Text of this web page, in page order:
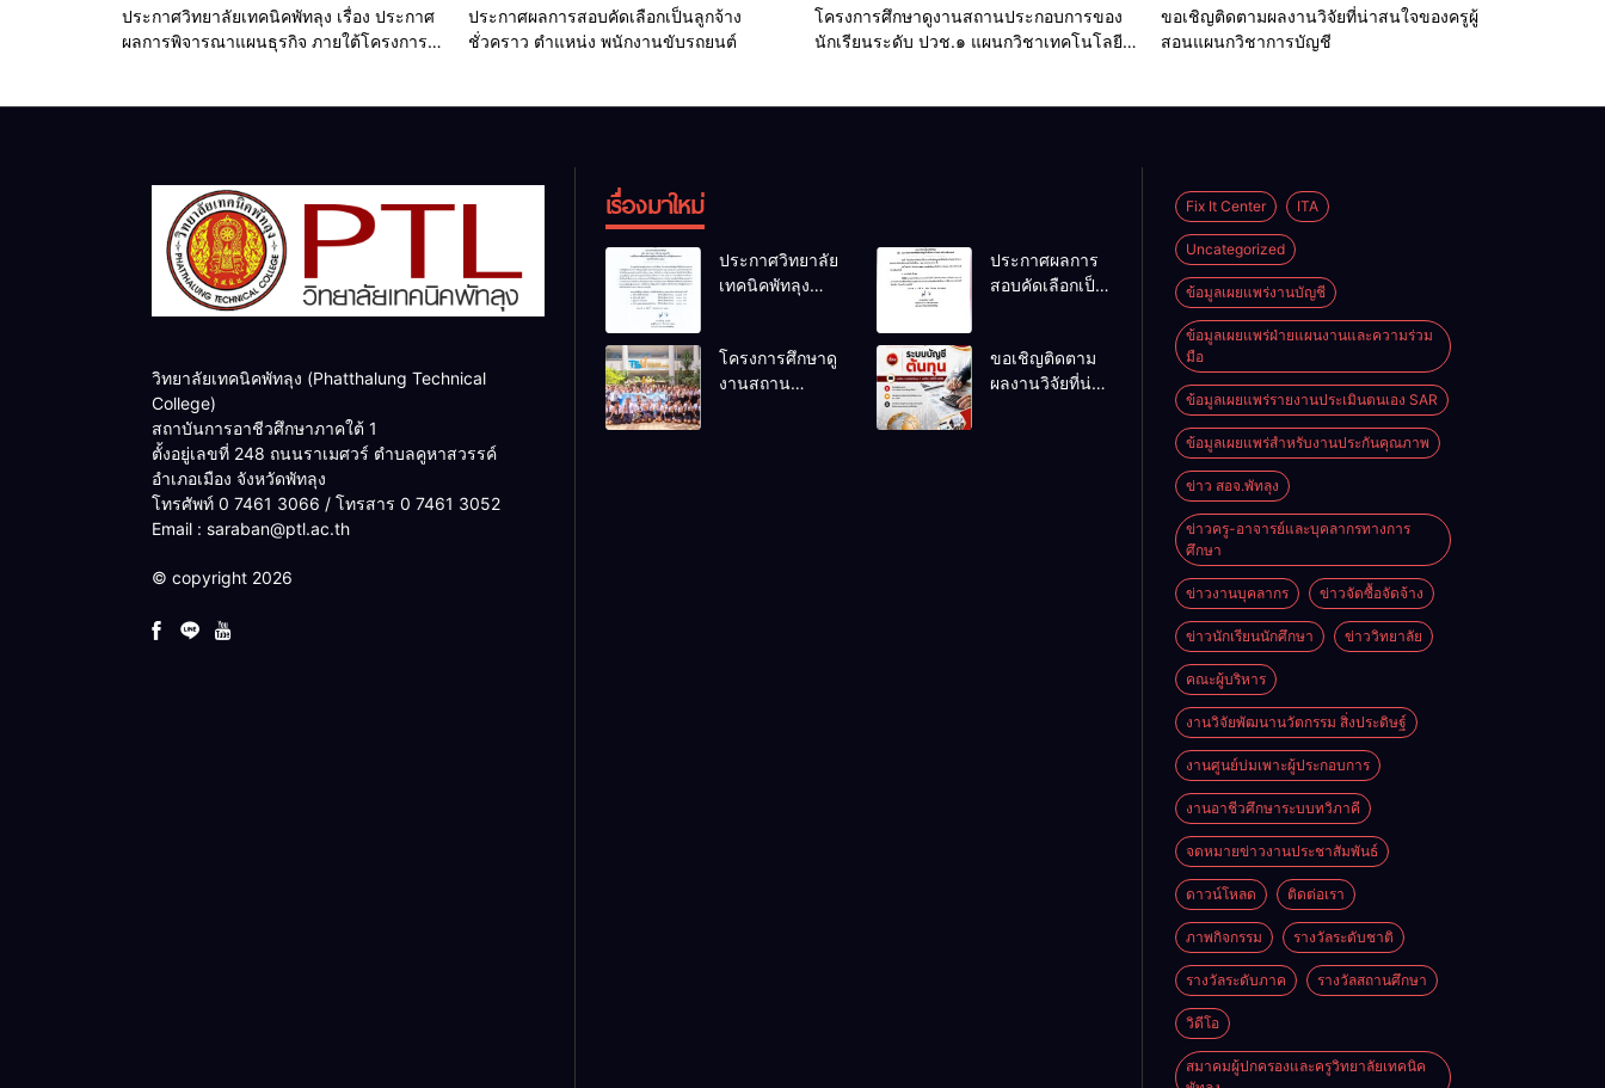
ประกาศวิทยาลัยเทคนิคพัทลุง เรื่อง ประกาศ
ผลการพิจารณาแผนธุรกิจ ภายใต้โครงการ
ประกาศผลการสอบคัดเลือกเป็นลูกจ้าง
ชั่วคราว ตำแหน่ง พนักงานขับรถยนต์
โครงการศึกษาดูงานสถานประกอบการของ
นักเรียนระดับ ปวช.๑ แผนกวิชาเทคโนโลยี
ขอเชิญติดตามผลงานวิจัยที่น่าสนใจของครูผู้
สอนแผนกวิชาการบัญชี
วิทยาลัยเทคนิคพัทลุง (Phatthalung Technical
College)
สถาบันการอาชีวศึกษาภาคใต้ 1
ตั้งอยู่เลขที่ 248 ถนนราเมศวร์ ตำบลคูหาสวรรค์
อำเภอเมือง จังหวัดพัทลุง
โทรศัพท์ 0 7461 3066 / โทรสาร 0 7461 3052
Email : saraban@ptl.ac.th
© copyright 2026
เรื่องมาใหม่
ประกาศวิทยาลัย
เทคนิคพัทลุง
แผนธุรกิจ ภาย
ใต้โครงการ
ประกาศผลการ
สอบคัดเลือกเป็น
พนักงานขับ
รถยนต์
โครงการศึกษาดู
งานสถาน
ขอเชิญติดตาม
ผลงานวิจัยที่น่า
Fix It Center ITA
Uncategorized
ข้อมูลเผยแพร่งานบัญชี
ข้อมูลเผยแพร่ฝ่ายแผนงานและความร่วม
มือ
ข้อมูลเผยแพร่รายงานประเมินตนเอง SAR
ข้อมูลเผยแพร่สำหรับงานประกันคุณภาพ
ข่าว สอจ.พัทลุง
ข่าวครู-อาจารย์และบุคลากรทางการ
ศึกษา
ข่าวงานบุคลากร ข่าวจัดซื้อจัดจ้าง
ข่าวนักเรียนนักศึกษา ข่าววิทยาลัย
คณะผู้บริหาร
งานวิจัยพัฒนานวัตกรรม สิ่งประดิษฐ์
งานศูนย์บ่มเพาะผู้ประกอบการ
งานอาชีวศึกษาระบบทวิภาคี
จดหมายข่าวงานประชาสัมพันธ์
ดาวน์โหลด ติดต่อเรา
ภาพกิจกรรม รางวัลระดับชาติ
รางวัลระดับภาค รางวัลสถานศึกษา
วิดีโอ
สมาคมผู้ปกครองและครูวิทยาลัยเทคนิค